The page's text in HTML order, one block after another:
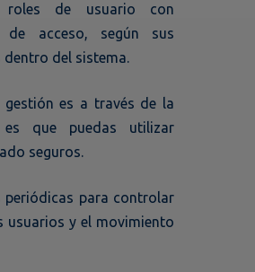
roles de usuario con
de acceso, según sus
del sistema.
es a través de la
que puedas utilizar
seguros.
periódicas para controlar
usuarios y el movimiento